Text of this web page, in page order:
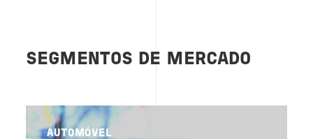
SEGMENTOS DE MERCADO
AUTOMÓVEL